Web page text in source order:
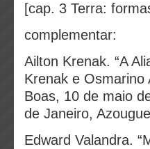
[cap. 3 Terra:
complementar:
Ailton Krenak. “A
Krenak e Osmarino
Boas, 10 de maio
de Janeiro,
Edward Valandra.